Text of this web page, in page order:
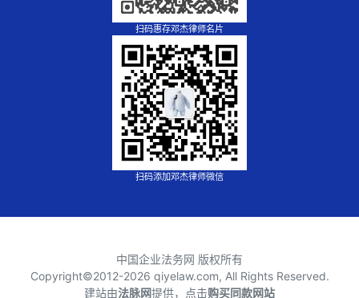
扫码惠存邓杰律师名片
扫码添加邓杰律师微信
中国企业法务网 版权所有
Copyright©2012-2026 qiyelaw.com, All Rights Reserved.
建站由法脉网提供，点击购买同款网站